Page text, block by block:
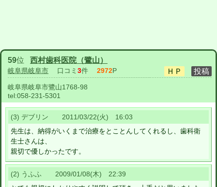
59位 西村歯科医院（鷺山）
岐阜県岐阜市 口コミ 3件 2972P
岐阜県岐阜市鷺山1768-98
tel:058-231-5301
(3) デブリン 2011/03/22(火) 16:03
先生は、納得がいくまで治療をとことんしてくれるし、歯科衛
生士さんは、
親切で優しかったです。
(2) うふふ 2009/01/08(木) 22:39